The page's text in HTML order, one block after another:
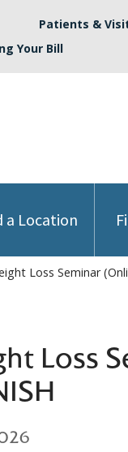
Patients &
Your Bill
a Location
Loss Seminar
Loss